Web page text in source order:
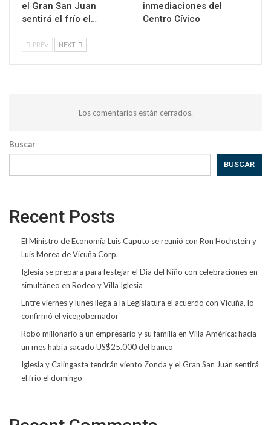
el Gran San Juan
sentirá el frío el…
inmediaciones del
Centro Cívico
PREV NEXT
Los comentarios están cerrados.
Buscar
BUSCAR
Recent Posts
El Ministro de Economía Luis Caputo se reunió con Ron Hochstein y
Luis Morea de Vicuña Corp.
Iglesia se prepara para festejar el Día del Niño con celebraciones en
simultáneo en Rodeo y Villa Iglesia
Entre viernes y lunes llega a la Legislatura el acuerdo con Vicuña, lo
confirmó el vicegobernador
Robo millonario a un empresario y su familia en Villa América: hacía
un mes había sacado US$25.000 del banco
Iglesia y Calingasta tendrán viento Zonda y el Gran San Juan sentirá
el frío el domingo